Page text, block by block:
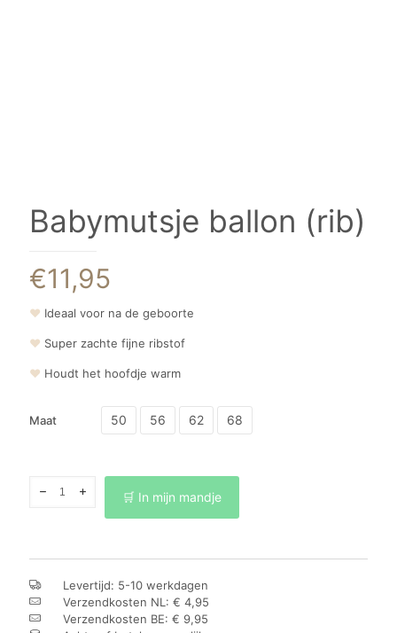
Babymutsje ballon (rib)
€11,95
❤ Ideaal voor na de geboorte
❤ Super zachte fijne ribstof
❤ Houdt het hoofdje warm
Maat 50 56 62 68
ballon
🛒 In mijn mandje
Levertijd: 5-10 werkdagen
Verzendkosten NL: € 4,95
Verzendkosten BE: € 9,95